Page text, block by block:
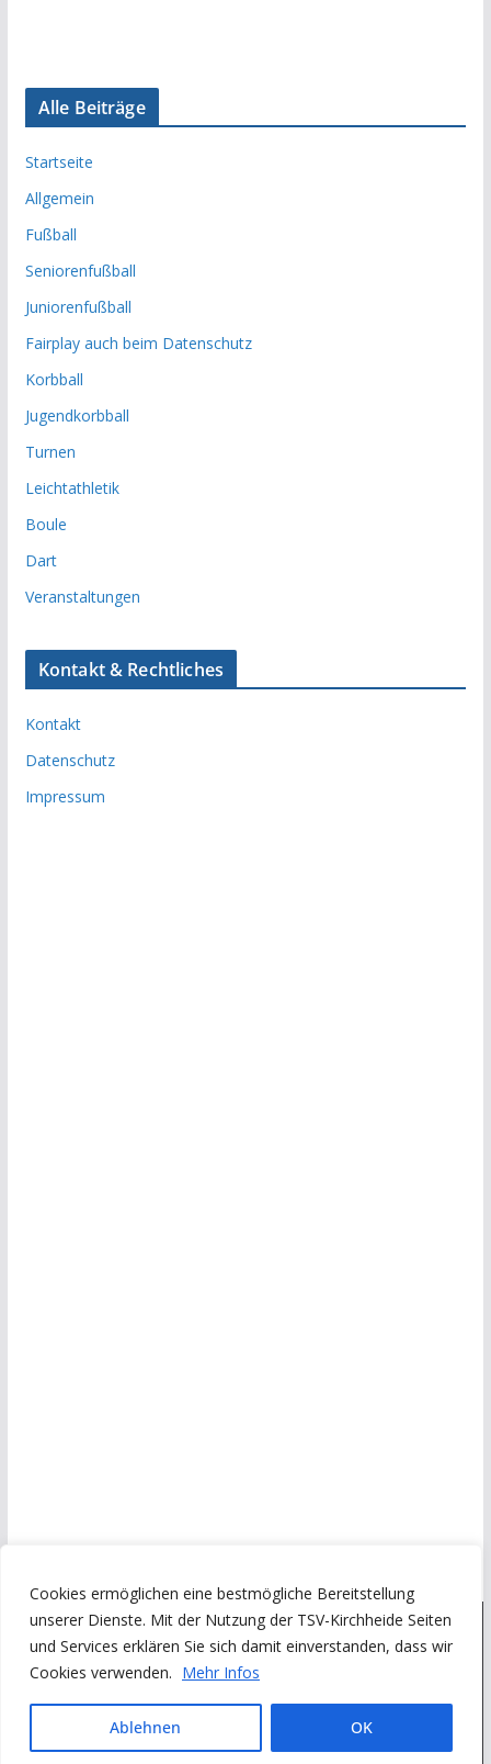
Cookies ermöglichen eine bestmögliche Bereitstellung
unserer Dienste. Mit der Nutzung der TSV-Kirchheide Seiten
und Services erklären Sie sich damit einverstanden, dass wir
Cookies verwenden. Mehr Infos
Ablehnen OK
Alle Beiträge
Startseite
Allgemein
Fußball
Seniorenfußball
Juniorenfußball
Fairplay auch beim Datenschutz
Korbball
Jugendkorbball
Turnen
Leichtathletik
Boule
Dart
Veranstaltungen
Kontakt & Rechtliches
Kontakt
Datenschutz
Impressum
Copyright © 2026
Turn- und Sportverein Kirchheide von 1945
Theme: ColorMag
von ThemeGrill. Präsentiert von
WordPress